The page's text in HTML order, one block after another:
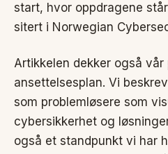
start, hvor oppdragene
sitert i Norwegian
Artikkelen dekker også
ansettelsesplan. Vi
som problemløsere som
cybersikkerhet og
også et standpunkt vi har